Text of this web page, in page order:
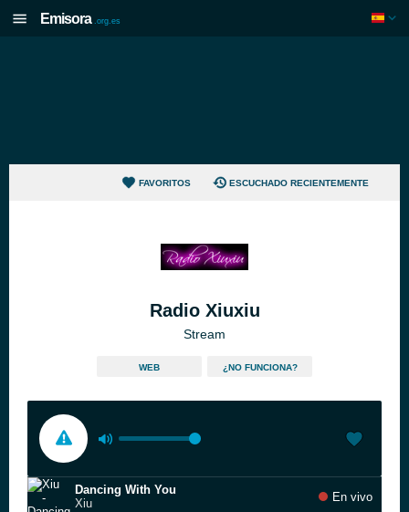
Emisora .org.es
FAVORITOS ESCUCHADO RECIENTEMENTE
Radio Xiuxiu
Stream
WEB ¿NO FUNCIONA?
Dancing With You
Xiu
En vivo